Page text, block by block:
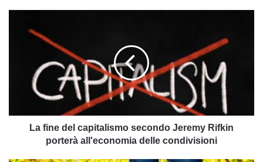
Jeremy
all'economia
condivisioni
La fine del capitalismo secondo Jeremy Rifkin
porterà all'economia delle condivisioni